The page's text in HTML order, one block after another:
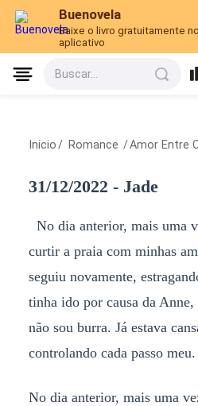
Buenovela
Baixe o livro gratuitamente no
aplicativo
Buscar...
Inicio / Romance /Amor Entre
31/12/2022 - Jade
No dia anterior, mais uma
curtir a praia com minhas
seguiu novamente,
tinha ido por causa da
não sou burra. Já estava
controlando cada passo meu.
No dia anterior, mais uma